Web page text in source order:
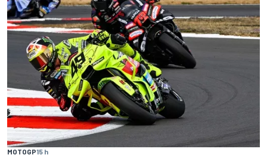
MOTOGP15 h